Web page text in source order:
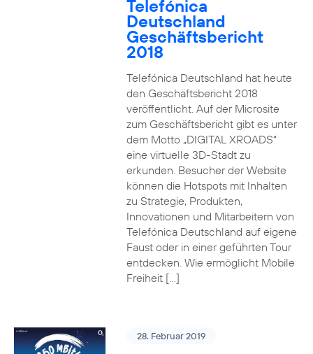
Telefónica
Deutschland
Geschäftsbericht
2018
Telefónica Deutschland hat heute
den Geschäftsbericht 2018
veröffentlicht. Auf der Microsite
zum Geschäftsbericht gibt es unter
dem Motto „DIGITAL XROADS“
eine virtuelle 3D-Stadt zu
erkunden. Besucher der Website
können die Hotspots mit Inhalten
zu Strategie, Produkten,
Innovationen und Mitarbeitern von
Telefónica Deutschland auf eigene
Faust oder in einer geführten Tour
entdecken. Wie ermöglicht Mobile
Freiheit […]
28. Februar 2019